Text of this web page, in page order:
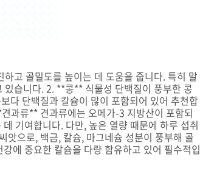
고 골밀도를 높이는 데 도움을 줍니다. 특히 말
습니다. 2. **콩** 식물성 단백질이 풍부한 콩
다 단백질과 칼슘이 많이 포함되어 있어 추천합
과류** 견과류에는 오메가-3 지방산이 포함되
기여합니다. 다만, 높은 열량 때문에 하루 섭취
으로, 백금, 칼슘, 마그네슘 성분이 풍부해 골
에 중요한 칼슘을 다량 함유하고 있어 필수적입